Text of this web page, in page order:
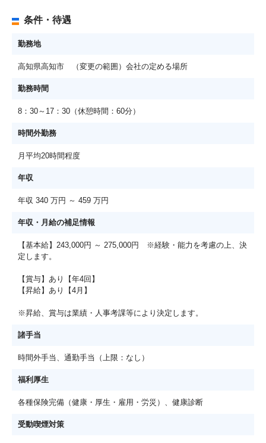
条件・待遇
勤務地
高知県高知市 （変更の範囲）会社の定める場所
勤務時間
8：30～17：30（休憩時間：60分）
時間外勤務
月平均20時間程度
年収
年収 340 万円 ～ 459 万円
年収・月給の補足情報
【基本給】243,000円 ～ 275,000円 ※経験・能力を考慮の上、決
定します。
【賞与】あり【年4回】
【昇給】あり【4月】
※昇給、賞与は業績・人事考課等により決定します。
諸手当
時間外手当、通勤手当（上限：なし）
福利厚生
各種保険完備（健康・厚生・雇用・労災）、健康診断
受動喫煙対策